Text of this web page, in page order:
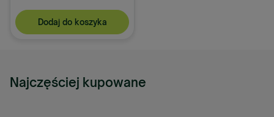
Dodaj do koszyka
Najczęściej kupowane